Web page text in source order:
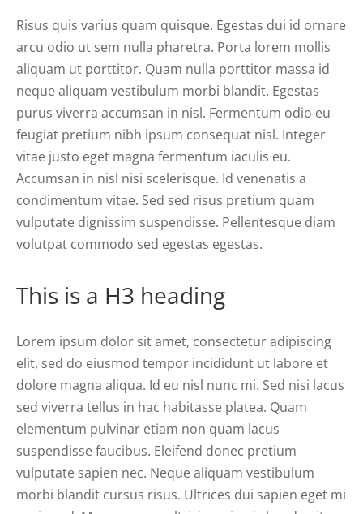
Risus quis varius quam quisque. Egestas dui id ornare
arcu odio ut sem nulla pharetra. Porta lorem mollis
aliquam ut porttitor. Quam nulla porttitor massa id
neque aliquam vestibulum morbi blandit. Egestas
purus viverra accumsan in nisl. Fermentum odio eu
feugiat pretium nibh ipsum consequat nisl. Integer
vitae justo eget magna fermentum iaculis eu.
Accumsan in nisl nisi scelerisque. Id venenatis a
condimentum vitae. Sed sed risus pretium quam
vulputate dignissim suspendisse. Pellentesque diam
volutpat commodo sed egestas egestas.
This is a H3 heading
Lorem ipsum dolor sit amet, consectetur adipiscing
elit, sed do eiusmod tempor incididunt ut labore et
dolore magna aliqua. Id eu nisl nunc mi. Sed nisi lacus
sed viverra tellus in hac habitasse platea. Quam
elementum pulvinar etiam non quam lacus
suspendisse faucibus. Eleifend donec pretium
vulputate sapien nec. Neque aliquam vestibulum
morbi blandit cursus risus. Ultrices dui sapien eget mi